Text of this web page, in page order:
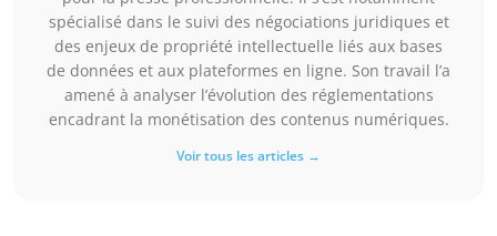
spécialisé dans le suivi des négociations juridiques et
des enjeux de propriété intellectuelle liés aux bases
de données et aux plateformes en ligne. Son travail l’a
amené à analyser l’évolution des réglementations
encadrant la monétisation des contenus numériques.
Voir tous les articles →